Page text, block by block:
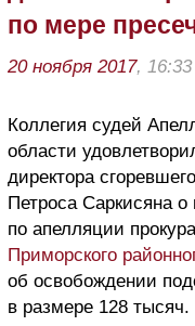
по мере
20 ноября 2017, 16:33
Коллегия судей
области
директора
Петроса Саркисяна о
по апелляции
Приморского
об освобождении
в размере 128 тысяч.